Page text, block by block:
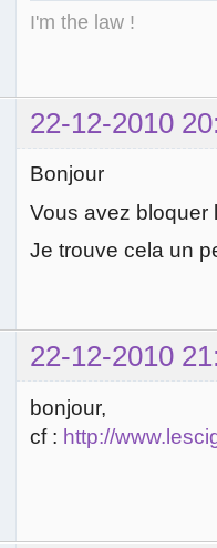
I'm the law !
22-12-2010
Bonjour
Vous avez bloquer
Je trouve cela un
22-12-2010
bonjour,
cf : http://